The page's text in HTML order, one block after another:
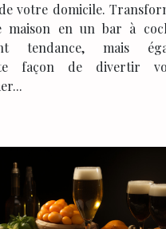
votre domicile.
maison en un bar à
tendance, mais
façon de divertir